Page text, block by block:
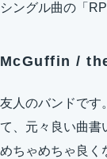
シングル曲の「
McGuffin /
友人のバンドです
て、元々良い曲書
めちゃめちゃ良く